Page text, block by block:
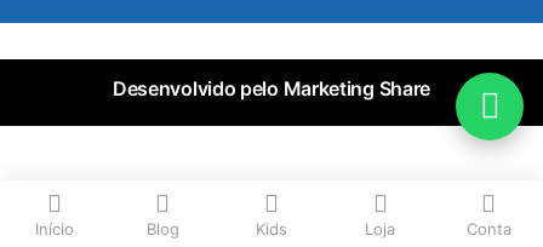
Início Blog Kids Loja Conta
Desenvolvido pelo Marketing Share